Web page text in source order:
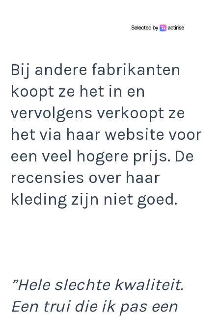
Bij andere fabrikanten
koopt ze het in en
vervolgens verkoopt ze
het via haar website voor
een veel hogere prijs. De
recensies over haar
kleding zijn niet goed.
”Hele slechte kwaliteit.
Een trui die ik pas een